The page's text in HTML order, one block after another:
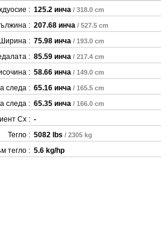
: 125.2 инча / 318.0 cm
: 207.68 инча / 527.5 cm
Ширина : 75.98 инча / 193.0 cm
: 85.59 инча / 217.4 cm
: 58.66 инча / 149.0 cm
следа : 65.16 инча / 165.5 cm
следа : 65.35 инча / 166.0 cm
Cx : -
Тегло : 5082 lbs / 2305 kg
тегло : 5.6 kg/hp